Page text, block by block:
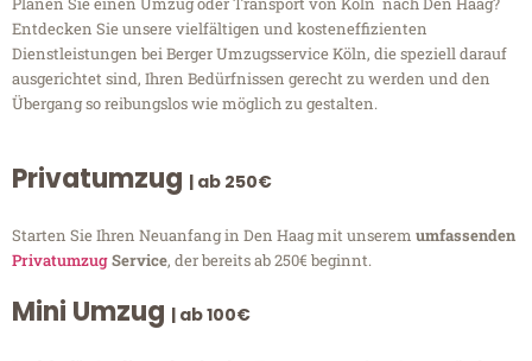
Entdecken Sie unsere vielfältigen und kosteneffizienten
Dienstleistungen bei Berger Umzugsservice Köln, die speziell darauf
ausgerichtet sind, Ihren Bedürfnissen gerecht zu werden und den
Übergang so reibungslos wie möglich zu gestalten.
Privatumzug | ab 250€
Starten Sie Ihren Neuanfang in Den Haag mit unserem umfassenden
PrivatumzugService, der bereits ab 250€ beginnt.
Mini Umzug | ab 100€